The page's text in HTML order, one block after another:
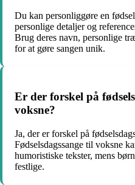
Du kan personliggøre en
personlige detaljer og
Brug deres navn, personlige
for at gøre sangen unik.
Er der forskel på
voksne?
Ja, der er forskel på
Fødselsdagssange til voksne
humoristiske tekster, mens
festlige.